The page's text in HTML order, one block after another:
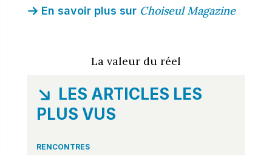
En savoir plus sur Choiseul Magazine
La valeur du réel
LES ARTICLES LES
PLUS VUS
RENCONTRES